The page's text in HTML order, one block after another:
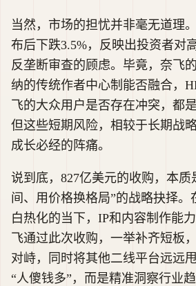
当然，市场的担忧并非毫无道理
布后下跌3.5%，反映出投资者对
反垄断审查的顾虑。毕竟，奈飞
纳的传统作者中心制能否融合，
飞的大众用户是否存在冲突，都
但这些短期风险，相较于长期战
成长必经的阵痛。
说到底，827亿美元的收购，本质
间、用价格换格局”的战略抉择。
白热化的当下，IP和内容制作能
飞通过此次收购，一举补齐短板
对峙，同时将其他二线平台远远
“人傻钱多”，而是精准洞察行业